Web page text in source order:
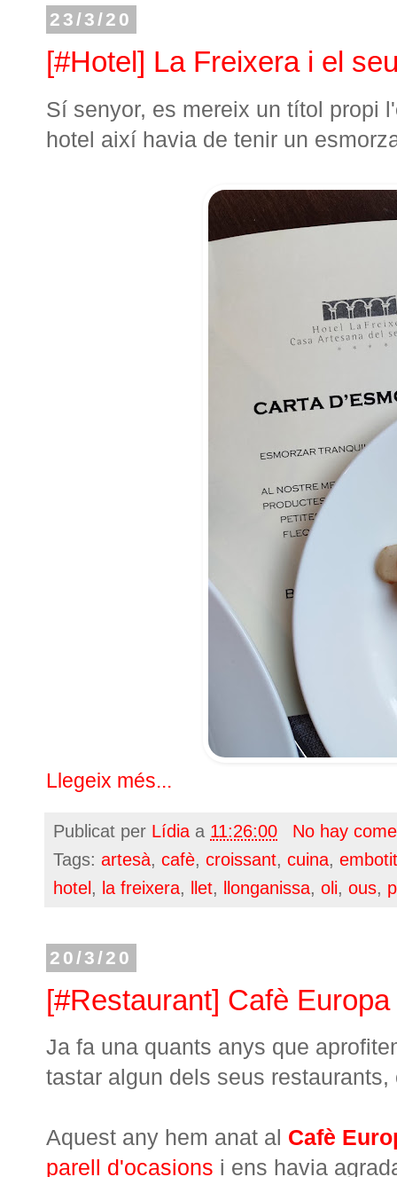
23/3/20
[#Hotel] La Freixera i el
Sí senyor, es mereix un títol propi l'
hotel així havia de tenir un
Llegeix més...
Publicat per Lídia a 11:26:00
No hay
Tags: artesà, cafè, croissant, cuina, embotit
hotel , la freixera, llet, llonganissa, oli, ous,
20/3/20
[#Restaurant] Cafè
Ja fa una quants anys que
tastar algun dels seus
Aquest any hem anat al Cafè
parell d'ocasions i ens havia